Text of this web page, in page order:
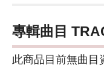
專輯曲目
此商品目前無曲目